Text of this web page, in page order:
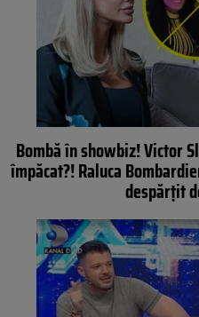
Bombă în showbiz! Victor
împăcat?! Raluca
despărțit